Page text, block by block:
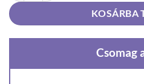
KOSÁRBA
Csomag